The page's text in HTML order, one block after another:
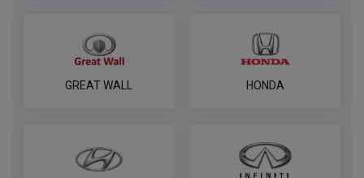
GREAT WALL HONDA